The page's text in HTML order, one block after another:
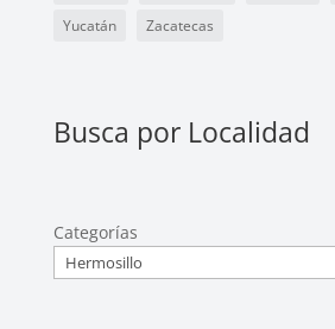
Yucatán
Zacatecas
Busca por Localidad
Categorías